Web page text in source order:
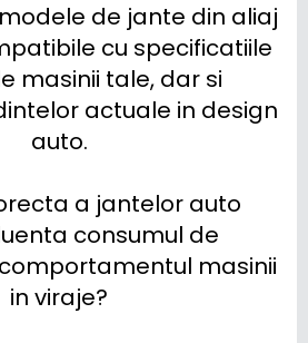
de jante din aliaj
cu specificatiile
masinii tale, dar si
actuale in design
auto.
a jantelor auto
consumul de
masinii
in viraje?